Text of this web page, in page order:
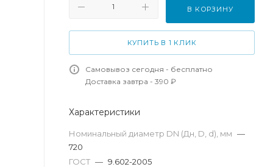
В КОРЗИНУ
КУПИТЬ В 1 КЛИК
Самовывоз сегодня - бесплатно
Доставка завтра - 390 ₽
Характеристики
Номинальный диаметр DN (Дн, D, d), мм —
720
ГОСТ — 9.602-2005